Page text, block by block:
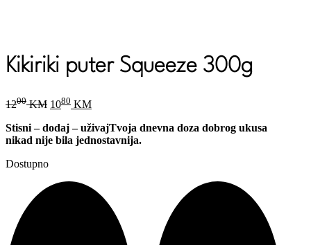
Kikiriki puter Squeeze 300g
1200 KM Original
price
was:
1200 KM.
1080 KMCurrent
price
is:
1080 KM.
Stisni – dodaj – uživajTvoja dnevna doza dobrog ukusa
nikad nije bila jednostavnija.
Dostupno